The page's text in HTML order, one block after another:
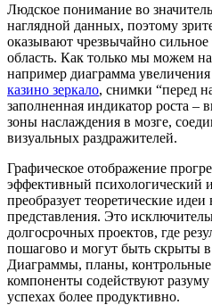
Людское понимание во
наглядной данных, поэтому
оказывают чрезвычайно
область. Как только мы можем
например диаграмма
казино зеркало, снимки “перед
заполненная индикатор роста –
зоны наслаждения в мозге,
визуальных раздражителей.
Графическое отображение
эффективный психологический
преобразует теоретические
представления. Это
долгосрочных проектов, где
пошагово и могут быть скрыты
Диаграммы, планы,
компоненты содействуют разуму
успехах более продуктивно.